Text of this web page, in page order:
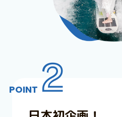
POINT 2